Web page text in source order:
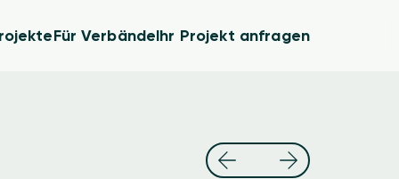
Für VerbändeIhr Projekt anfragen